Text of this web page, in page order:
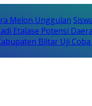
Melon Unggulan
Etalase Potensi
Blitar Uji